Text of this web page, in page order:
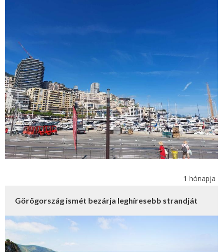
1 hónapja
Görögország ismét bezárja leghíresebb strandját